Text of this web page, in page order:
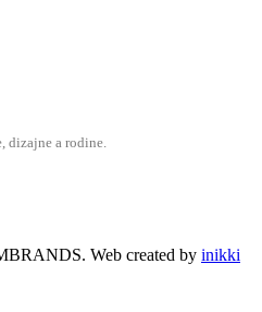
dizajne a rodine.
Web created by inikki